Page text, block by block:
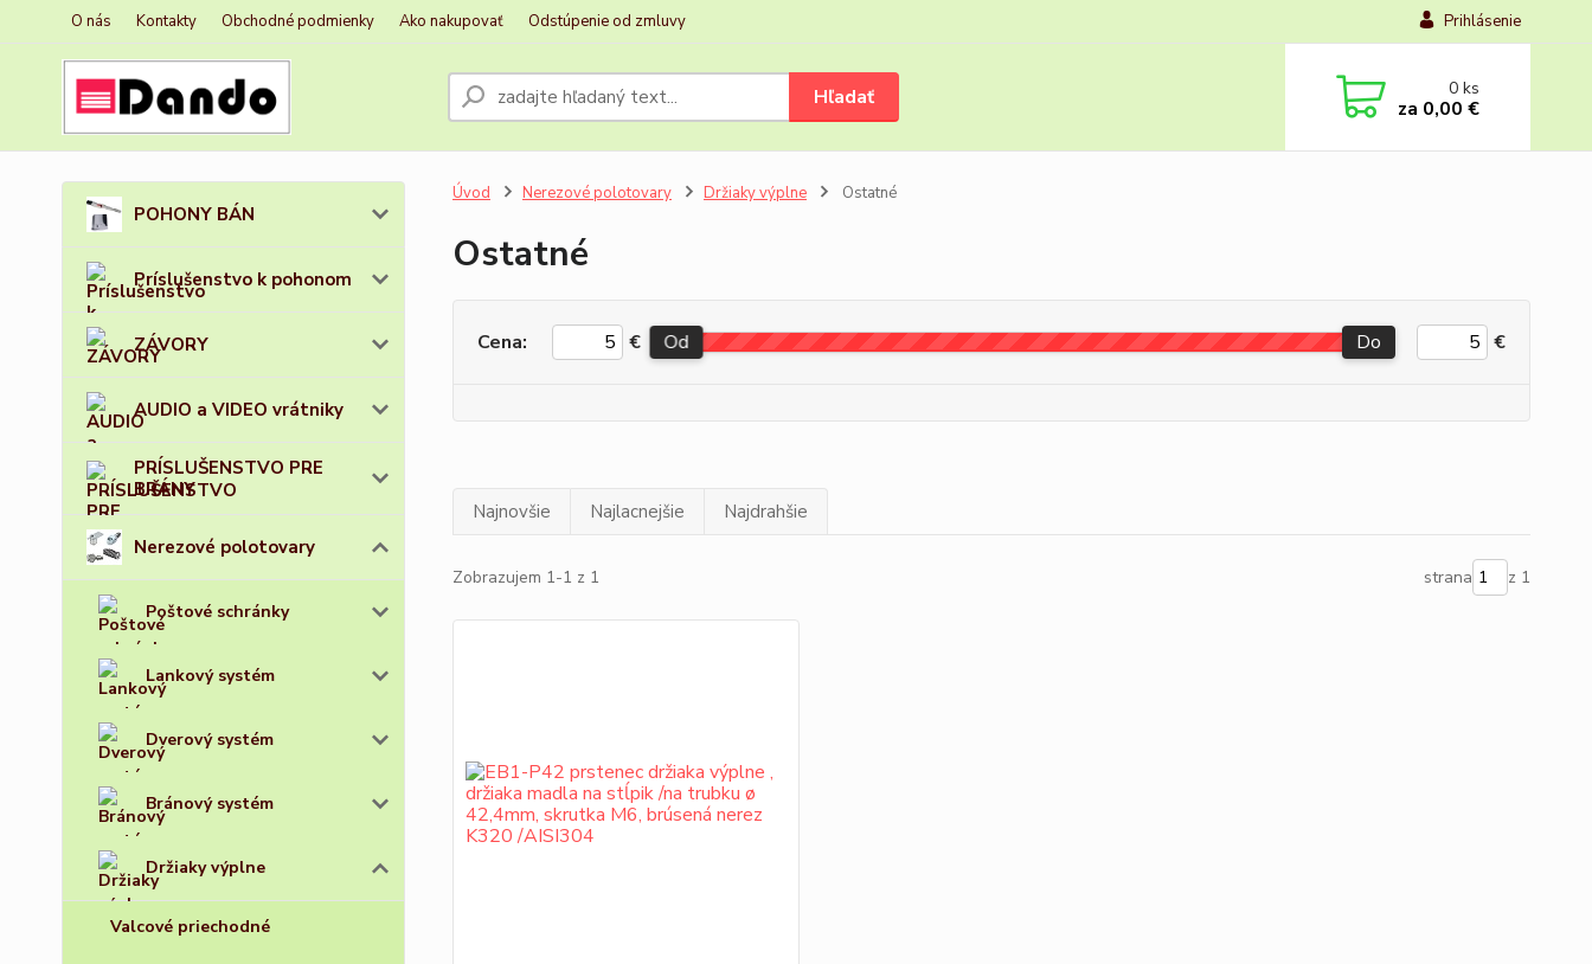
O nás Kontakty Obchodné podmienky Ako nakupovať Odstúpenie od zmluvy Prihlásenie
Hľadať 0ks
za 0,00 €
POHONY BÁN
Príslušenstvo k pohonom
ZÁVORY
AUDIO a VIDEO vrátniky
PRÍSLUŠENSTVO PRE
BRÁNY
Nerezové polotovary
Poštové schránky
Lankový systém
Dverový systém
Bránový systém
Držiaky výplne
Valcové priechodné
Úvod Nerezové polotovary Držiaky výplne Ostatné
Ostatné
Cena: € Od Do €
Najnovšie Najlacnejšie Najdrahšie
Zobrazujem 1-1 z 1 strana z 1